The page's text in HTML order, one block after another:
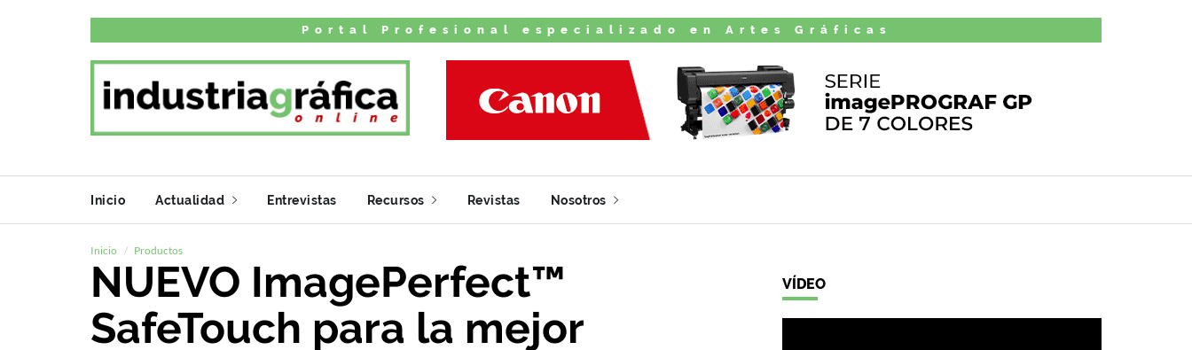
Portal Profesional especializado en Artes Gráficas
Inicio Actualidad Entrevistas Recursos Revistas Nosotros
Inicio Productos
NUEVO ImagePerfect™
SafeTouch para la mejor
VÍDEO